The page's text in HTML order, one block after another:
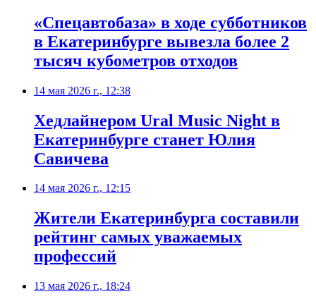
«Спецавтобаза» в ходе субботников
в Екатеринбурге вывезла более 2
тысяч кубометров отходов
14 мая 2026 г., 12:38
Хедлайнером Ural Music Night в
Екатеринбурге станет Юлия
Савичева
14 мая 2026 г., 12:15
Жители Екатеринбурга составили
рейтинг самых уважаемых
профессий
13 мая 2026 г., 18:24